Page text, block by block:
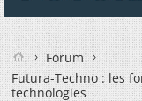
Forum
Futura-Techno : les
technologies